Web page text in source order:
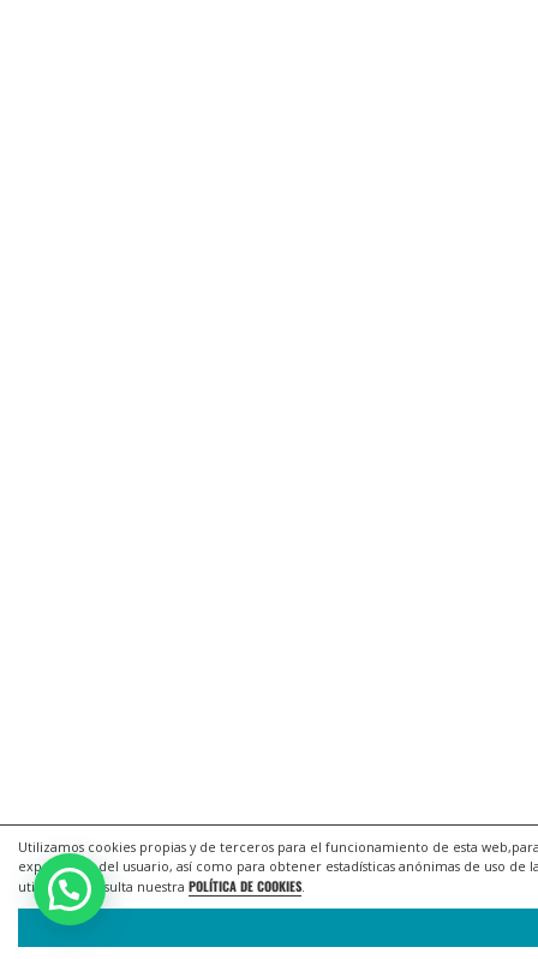
Utilizamos cookies propias y de terceros para el funcionamiento de esta
experiencia del usuario, así como para obtener estadísticas anónimas de uso de
utilizadas consulta nuestra POLÍTICA DE COOKIES.